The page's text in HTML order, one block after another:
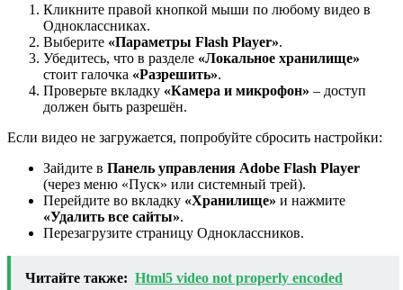
Кликните правой кнопкой мыши по любому видео в
Одноклассниках.
Выберите «Параметры Flash Player».
Убедитесь, что в разделе «Локальное хранилище»
стоит галочка «Разрешить».
Проверьте вкладку «Камера и микрофон» – доступ
должен быть разрешён.
Если видео не загружается, попробуйте сбросить настройки:
Зайдите в Панель управления Adobe Flash Player
(через меню «Пуск» или системный трей).
Перейдите во вкладку «Хранилище» и нажмите
«Удалить все сайты».
Перезагрузите страницу Одноклассников.
Читайте также: Html5 video not properly encoded